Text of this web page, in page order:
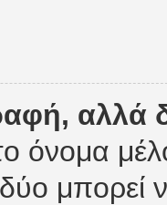
όνομα
μπορεί